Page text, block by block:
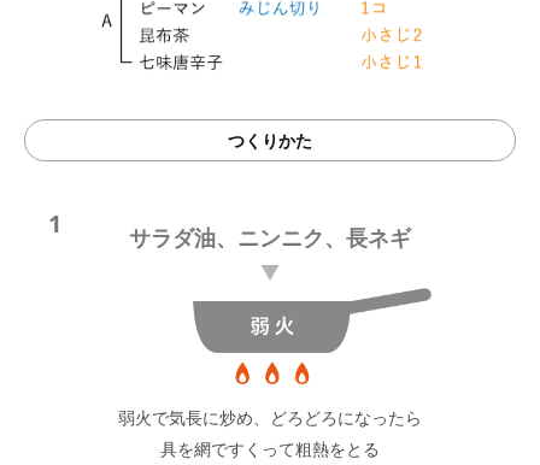
つくりかた
1 サラダ油、ニンニク、長ネギ
弱火で気長に炒め、どろどろになったら
具を網ですくって粗熱をとる